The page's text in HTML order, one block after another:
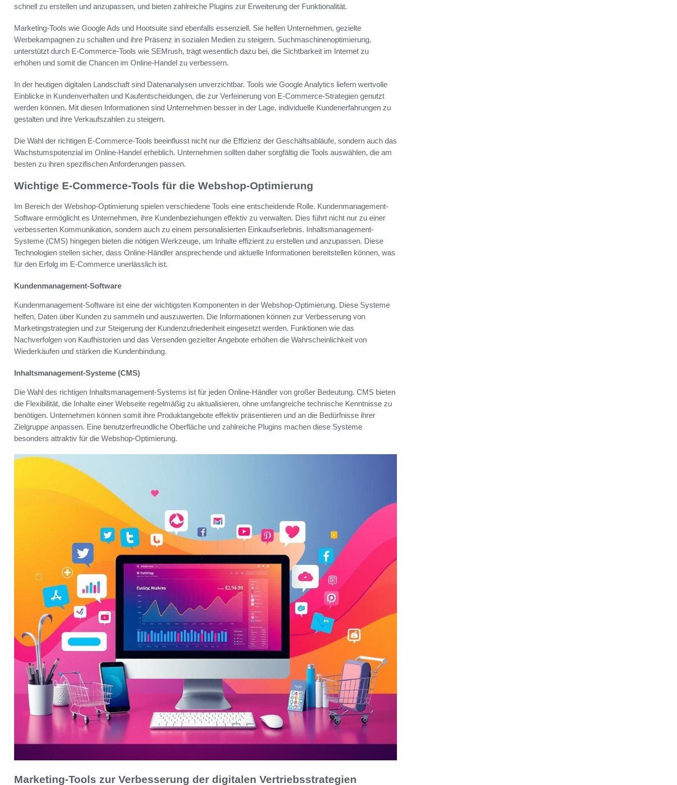
schnell zu erstellen und anzupassen, und bieten zahlreiche Plugins zur Erweiterung der Funktionalität.
Marketing-Tools wie Google Ads und Hootsuite sind ebenfalls essenziell. Sie helfen Unternehmen, gezielte
Werbekampagnen zu schalten und ihre Präsenz in sozialen Medien zu steigern. Suchmaschinenoptimierung,
unterstützt durch E-Commerce-Tools wie SEMrush, trägt wesentlich dazu bei, die Sichtbarkeit im Internet zu
erhöhen und somit die Chancen im Online-Handel zu verbessern.
In der heutigen digitalen Landschaft sind Datenanalysen unverzichtbar. Tools wie Google Analytics liefern wertvolle
Einblicke in Kundenverhalten und Kaufentscheidungen, die zur Verfeinerung von E-Commerce-Strategien genutzt
werden können. Mit diesen Informationen sind Unternehmen besser in der Lage, individuelle Kundenerfahrungen zu
gestalten und ihre Verkaufszahlen zu steigern.
Die Wahl der richtigen E-Commerce-Tools beeinflusst nicht nur die Effizienz der Geschäftsabläufe, sondern auch das
Wachstumspotenzial im Online-Handel erheblich. Unternehmen sollten daher sorgfältig die Tools auswählen, die am
besten zu ihren spezifischen Anforderungen passen.
Wichtige E-Commerce-Tools für die Webshop-Optimierung
Im Bereich der Webshop-Optimierung spielen verschiedene Tools eine entscheidende Rolle. Kundenmanagement-
Software ermöglicht es Unternehmen, ihre Kundenbeziehungen effektiv zu verwalten. Dies führt nicht nur zu einer
verbesserten Kommunikation, sondern auch zu einem personalisierten Einkaufserlebnis. Inhaltsmanagement-
Systeme (CMS) hingegen bieten die nötigen Werkzeuge, um Inhalte effizient zu erstellen und anzupassen. Diese
Technologien stellen sicher, dass Online-Händler ansprechende und aktuelle Informationen bereitstellen können, was
für den Erfolg im E-Commerce unerlässlich ist.
Kundenmanagement-Software
Kundenmanagement-Software ist eine der wichtigsten Komponenten in der Webshop-Optimierung. Diese Systeme
helfen, Daten über Kunden zu sammeln und auszuwerten. Die Informationen können zur Verbesserung von
Marketingstrategien und zur Steigerung der Kundenzufriedenheit eingesetzt werden. Funktionen wie das
Nachverfolgen von Kaufhistorien und das Versenden gezielter Angebote erhöhen die Wahrscheinlichkeit von
Wiederkäufen und stärken die Kundenbindung.
Inhaltsmanagement-Systeme (CMS)
Die Wahl des richtigen Inhaltsmanagement-Systems ist für jeden Online-Händler von großer Bedeutung. CMS bieten
die Flexibilität, die Inhalte einer Webseite regelmäßig zu aktualisieren, ohne umfangreiche technische Kenntnisse zu
benötigen. Unternehmen können somit ihre Produktangebote effektiv präsentieren und an die Bedürfnisse ihrer
Zielgruppe anpassen. Eine benutzerfreundliche Oberfläche und zahlreiche Plugins machen diese Systeme
besonders attraktiv für die Webshop-Optimierung.
Marketing-Tools zur Verbesserung der digitalen Vertriebsstrategien